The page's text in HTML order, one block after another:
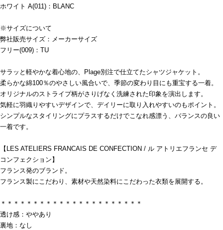
ホワイト A(011)：BLANC
※サイズについて
弊社販売サイズ：メーカーサイズ
フリー(009)：TU
サラッと軽やかな着心地の、Plage別注で仕立てたシャツジャケット。
柔らかな綿100％のやさしい風合いで、季節の変わり目にも重宝する一着。
オリジナルのストライプ柄がさりげなく洗練された印象を演出します。
気軽に羽織りやすいデザインで、デイリーに取り入れやすいのもポイント。
シンプルなスタイリングにプラスするだけでこなれ感漂う、バランスの良い
一着です。
【LES ATELIERS FRANCAIS DE CONFECTION / ル アトリエフランセ デ
コンフェクション】
フランス発のブランド。
フランス製にこだわり、素材や天然染料にこだわった衣類を展開する。
＊＊＊＊＊＊＊＊＊＊＊＊＊＊＊＊＊＊＊＊＊＊
透け感：ややあり
裏地：なし